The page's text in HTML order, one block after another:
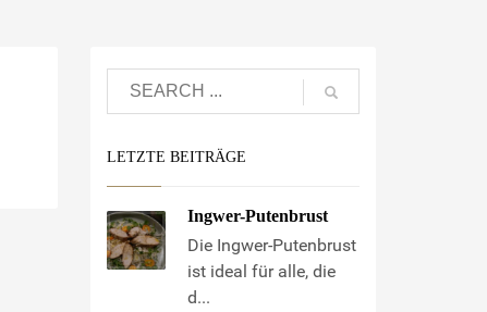
LETZTE BEITRÄGE
Ingwer-Putenbrust
Die Ingwer-Putenbrust
ist ideal für alle, die
d...